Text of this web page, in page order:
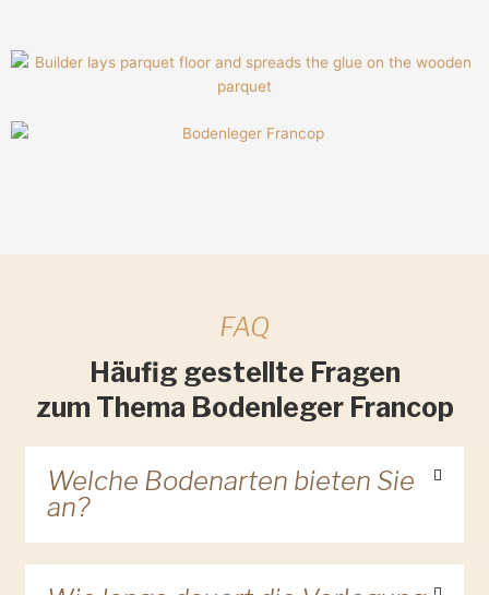
FAQ
Häufig gestellte Fragen
zum Thema Bodenleger Francop
Welche Bodenarten bieten Sie
an?